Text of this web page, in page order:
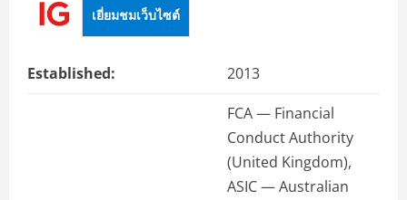
เยี่ยมชมเว็บไซต์
Established: 2013
FCA — Financial
Conduct Authority
(United Kingdom),
ASIC — Australian